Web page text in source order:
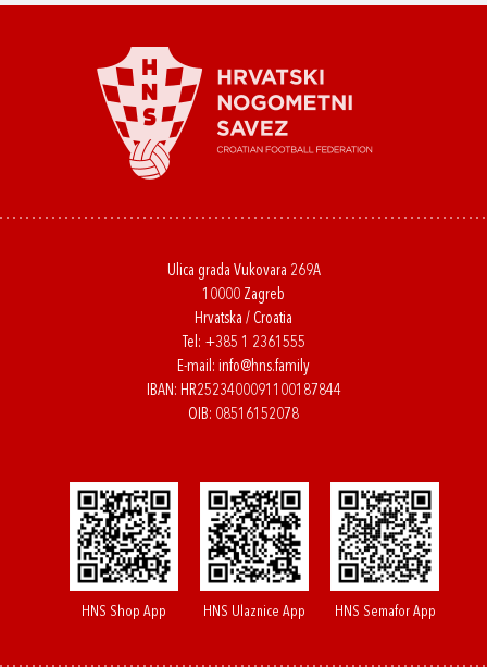
Ulica grada Vukovara 269A
10000 Zagreb
Hrvatska / Croatia
Tel: +385 1 2361555
E-mail: info@hns.family
IBAN: HR2523400091100187844
OIB: 08516152078
HNS Shop App HNS Ulaznice App HNS Semafor App